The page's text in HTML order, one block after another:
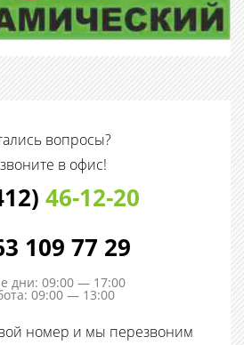
вопросы?
в офис!
46-12-20
109 77 29
дни: 09:00 — 17:00
09:00 — 13:00
номер и мы перезвоним